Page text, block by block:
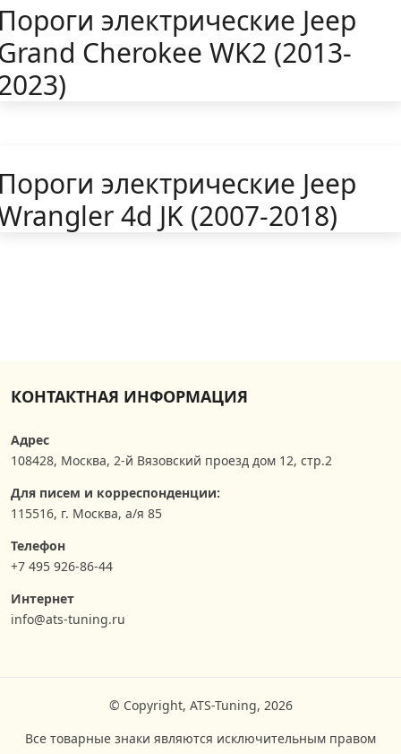
электрические Jeep
Cherokee WK2 (2013-
электрические Jeep
4d JK (2007-2018)
КОНТАКТНАЯ ИНФОРМАЦИЯ
Адрес
108428, Москва, 2-й Вязовский проезд дом 12, стр.2
Для писем и корреспонденции:
115516, г. Москва, а/я 85
Телефон
+7 495 926-86-44
Интернет
info@ats-tuning.ru
© Copyright, ATS-Tuning, 2026
Все товарные знаки являются исключительным правом